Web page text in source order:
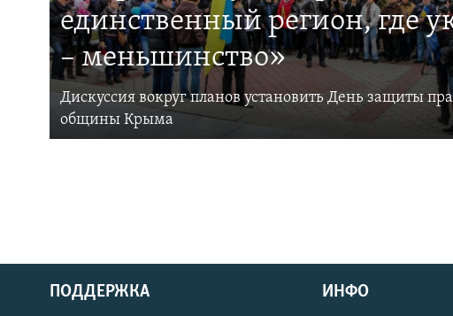
единственный регион, где
– меньшинство»
Дискуссия вокруг планов установить День защиты
общины Крыма
ПОДДЕРЖКА ИНФО